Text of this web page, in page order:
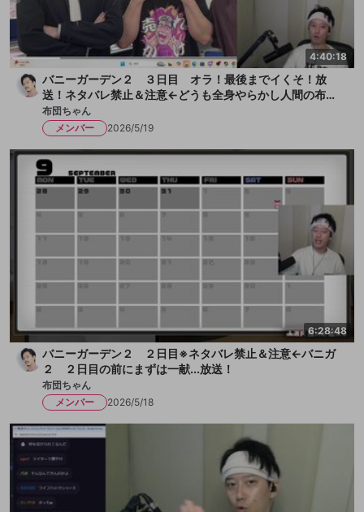
4:40:18
バニーガーデン２ ３日目 オラ！最後までイくそ！放
送！ネタバレ禁止＆注意←どうも全身やらかし人間の布団
ちゃんです！今日も女の子とチチクリ満載！まずは一献い
きます、か！放送
布団ちゃん
メンバー
2026/5/19
6:28:48
バニーガーデン２ ２日目※ネタバレ禁止＆注意←バニガ
２ ２日目の前にまずは一献...放送！
布団ちゃん
メンバー
2026/5/18